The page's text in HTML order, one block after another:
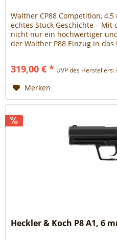
Walther CP88 Competition, 4,5
echtes Stück Geschichte – Mit
nicht nur ein hochwertiger
der Walther P88 Einzug in
Unternehmensgeschichte.
319,00 € * UVP des Herstellers:
Merken
Heckler & Koch P8 A1, 6